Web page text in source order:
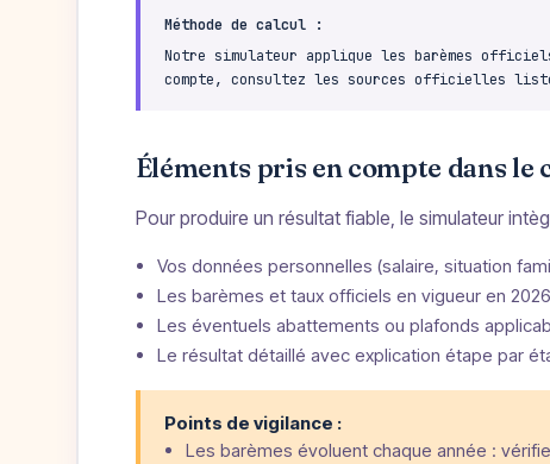
Méthode de calcul :
Notre simulateur applique les barèmes
compte, consultez les sources officielles
Éléments pris en compte dans le
Pour produire un résultat fiable, le simulateur
Vos données personnelles (salaire, situation
Les barèmes et taux officiels en vigueur en 2026
Les éventuels abattements ou plafonds
Le résultat détaillé avec explication étape par
Points de vigilance :
Les barèmes évoluent chaque année :